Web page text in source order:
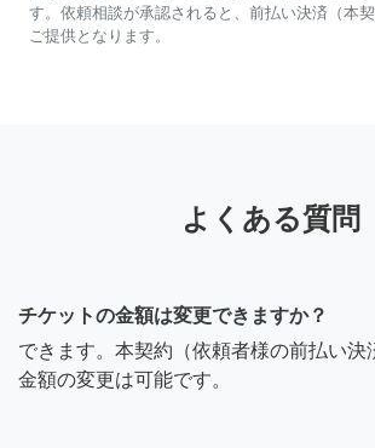
す。依頼相談が承認されると、前払い決済（本
ご提供となります。
よくある質問
チケットの金額は変更できますか？
できます。本契約（依頼者様の前払い決
金額の変更は可能です。